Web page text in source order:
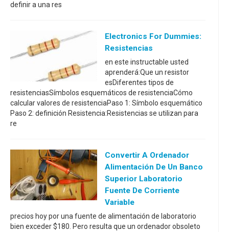
definir a una res
Electronics For Dummies:
Resistencias
en este instructable usted
aprenderá:Que un resistor
esDiferentes tipos de
resistenciasSímbolos esquemáticos de resistenciaCómo
calcular valores de resistenciaPaso 1: Símbolo esquemático
Paso 2: definición Resistencia:Resistencias se utilizan para
re
Convertir A Ordenador
Alimentación De Un Banco
Superior Laboratorio
Fuente De Corriente
Variable
precios hoy por una fuente de alimentación de laboratorio
bien exceder $180. Pero resulta que un ordenador obsoleto